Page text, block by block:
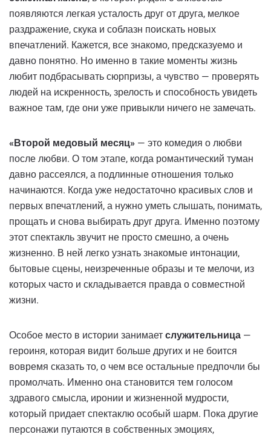
появляются легкая усталость друг от друга, мелкое
раздражение, скука и соблазн поискать новых
впечатлений. Кажется, все знакомо, предсказуемо и
давно понятно. Но именно в такие моменты жизнь
любит подбрасывать сюрпризы, а чувство — проверять
людей на искренность, зрелость и способность увидеть
важное там, где они уже привыкли ничего не замечать.
«Второй медовый месяц» — это комедия о любви
после любви. О том этапе, когда романтический туман
давно рассеялся, а подлинные отношения только
начинаются. Когда уже недостаточно красивых слов и
первых впечатлений, а нужно уметь слышать, понимать,
прощать и снова выбирать друг друга. Именно поэтому
этот спектакль звучит не просто смешно, а очень
жизненно. В ней легко узнать знакомые интонации,
бытовые сцены, неизреченные образы и те мелочи, из
которых часто и складывается правда о совместной
жизни.
Особое место в истории занимает служительница —
героиня, которая видит больше других и не боится
вовремя сказать то, о чем все остальные предпочли бы
промолчать. Именно она становится тем голосом
здравого смысла, иронии и жизненной мудрости,
который придает спектаклю особый шарм. Пока другие
персонажи путаются в собственных эмоциях,